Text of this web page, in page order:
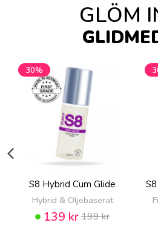
GLÖM
30%
S8 Hybrid Cum Glide
Hybrid & Oljebaserat
139 kr199 kr